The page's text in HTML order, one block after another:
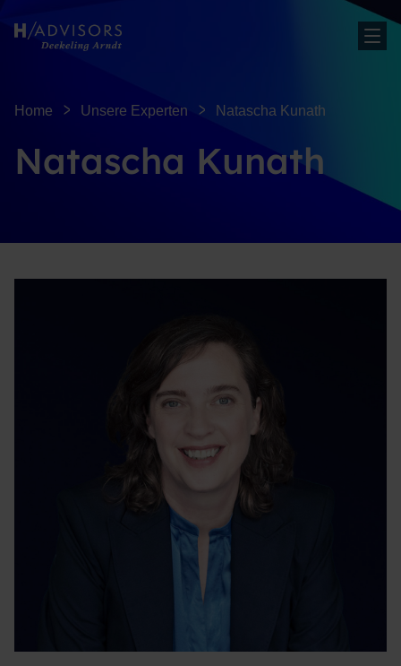
Home Unsere Experten Natascha Kunath
Natascha Kunath